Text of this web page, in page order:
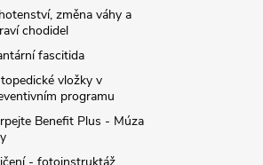
změna váhy a
chodidel
fascitida
vložky v
programu
Benefit Plus - Múza